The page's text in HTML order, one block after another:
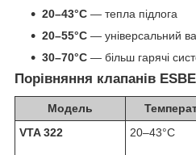
20–43°C — тепла підлога
20–55°C — універсальний
30–70°C — більш гарячі
Порівняння клапанів
Модель
VTA 322
20–43°C